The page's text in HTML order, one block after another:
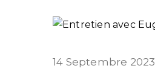
14 Septembre 2023